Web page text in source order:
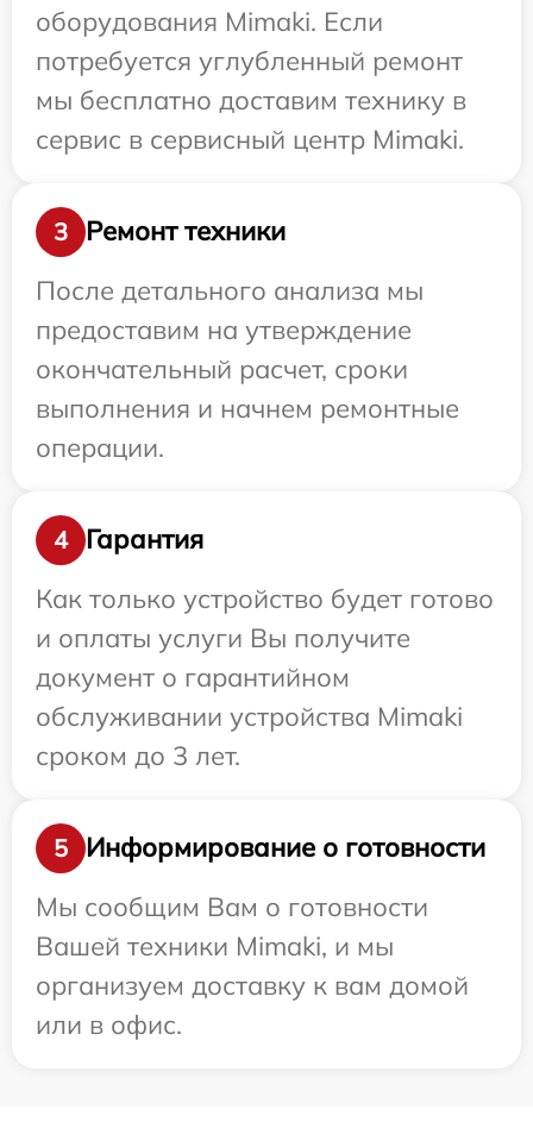
оборудования Mimaki. Если
потребуется углубленный ремонт
мы бесплатно доставим технику в
сервис в сервисный центр Mimaki.
3
Ремонт техники
После детального анализа мы
предоставим на утверждение
окончательный расчет, сроки
выполнения и начнем ремонтные
операции.
4
Гарантия
Как только устройство будет готово
и оплаты услуги Вы получите
документ о гарантийном
обслуживании устройства Mimaki
сроком до 3 лет.
5
Информирование о готовности
Мы сообщим Вам о готовности
Вашей техники Mimaki, и мы
организуем доставку к вам домой
или в офис.